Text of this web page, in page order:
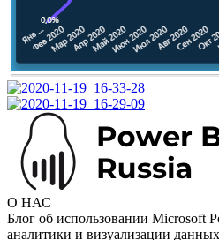
О НАС
Блог об использовании Microsoft
аналитики и визуализации